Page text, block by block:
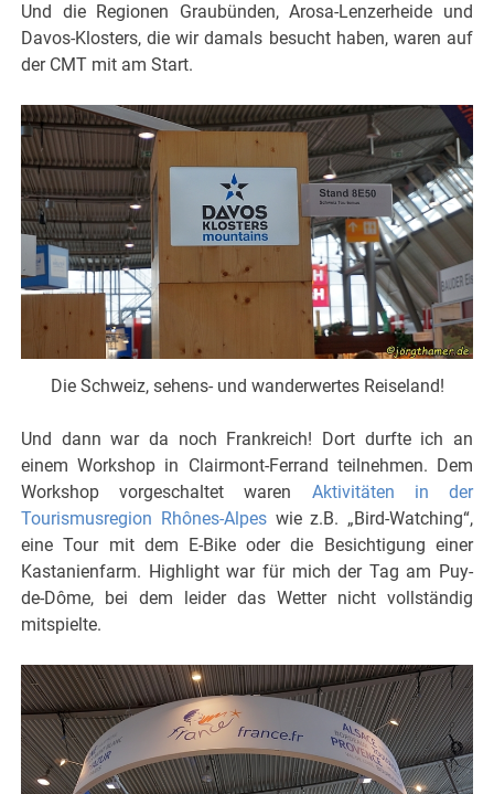
Und die Regionen Graubünden, Arosa-Lenzerheide und
Davos-Klosters, die wir damals besucht haben, waren auf
der CMT mit am Start.
Die Schweiz, sehens- und wanderwertes Reiseland!
Und dann war da noch Frankreich! Dort durfte ich an
einem Workshop in Clairmont-Ferrand teilnehmen. Dem
Workshop vorgeschaltet waren Aktivitäten in der
Tourismusregion Rhônes-Alpeswie z.B. „Bird-Watching“,
eine Tour mit dem E-Bike oder die Besichtigung einer
Kastanienfarm. Highlight war für mich der Tag am Puy-
de-Dôme, bei dem leider das Wetter nicht vollständig
mitspielte.